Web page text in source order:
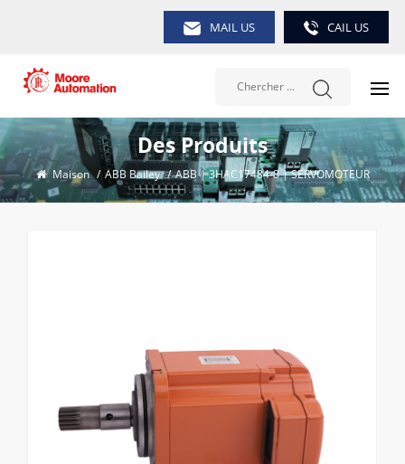
MAIL US CAIL US
Des Produits
Maison / ABB Bailey / ABB | 3HAC17484-8 | SERVOMOTEUR